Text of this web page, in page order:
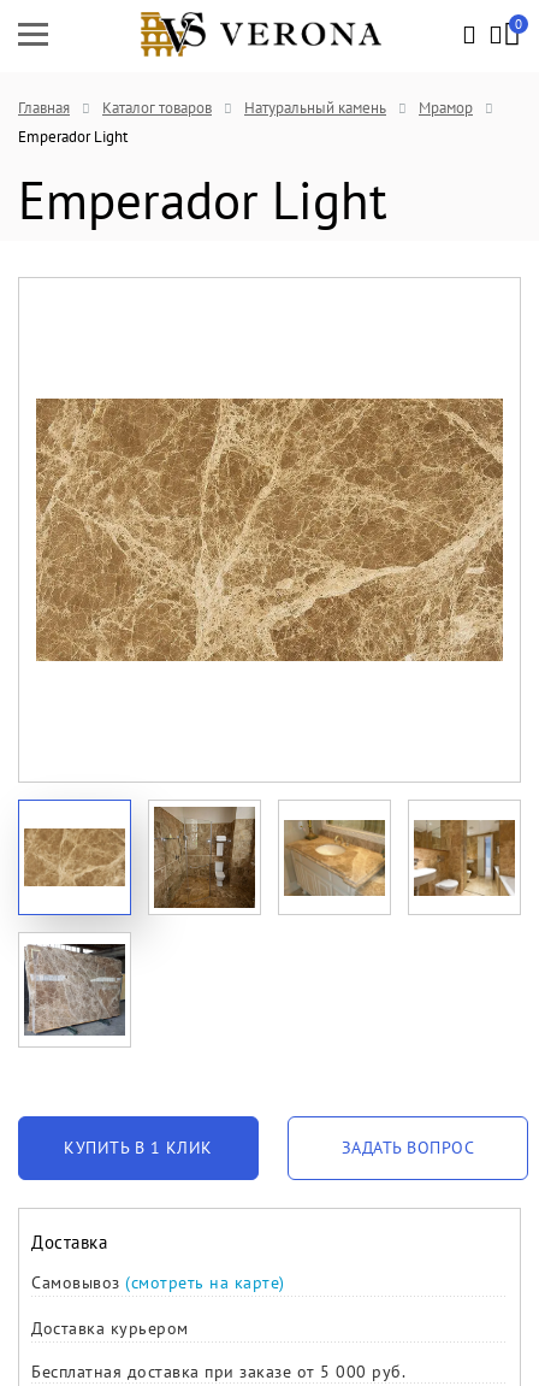
0
Главная Каталог товаров Натуральный камень
Мрамор
Emperador Light
Emperador Light
КУПИТЬ В 1 КЛИК ЗАДАТЬ ВОПРОС
Доставка
Самовывоз (смотреть на карте)
Доставка курьером
Бесплатная доставка при заказе от 5 000 руб.